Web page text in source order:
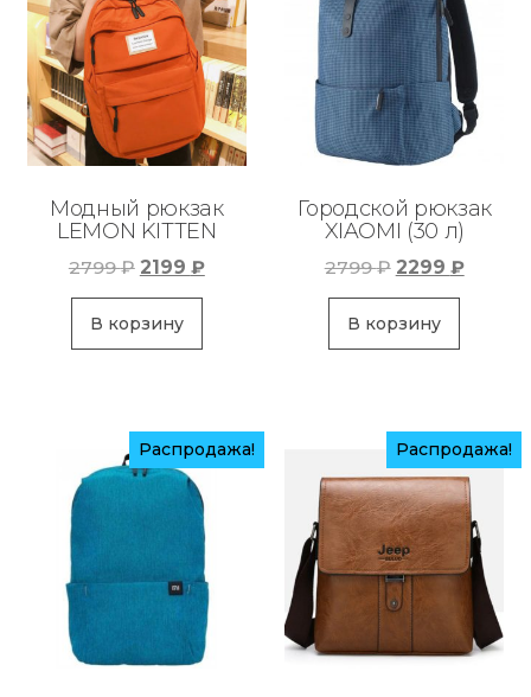
Модный рюкзак
LEMON KITTEN
2799₽ Первоначальная
цена
составляла
2799 ₽.
2199 ₽Текущая
В корзину
Городской рюкзак
XIAOMI (30 л)
2799₽
цена
составляла
2799 ₽.
2299 ₽
В корзину
Распродажа! Распродажа!